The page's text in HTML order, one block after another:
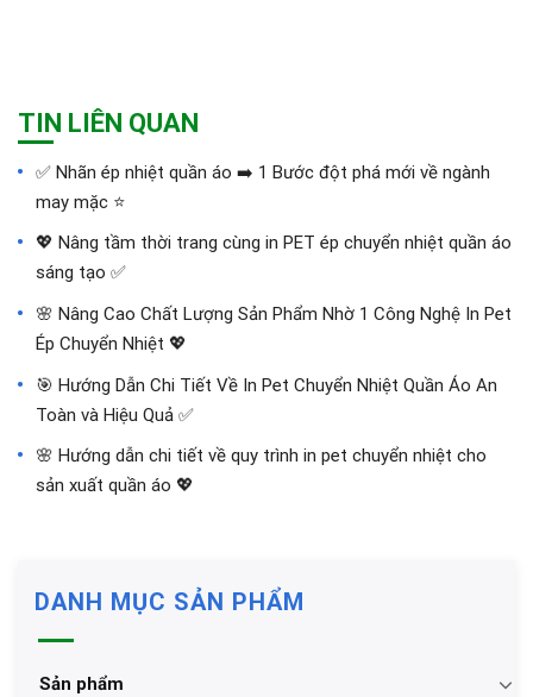
TIN LIÊN QUAN
✅‪ Nhãn ép nhiệt quần áo ➡️ 1 Bước đột phá mới về ngành
may mặc ⭐️
💖 Nâng tầm thời trang cùng in PET ép chuyển nhiệt quần áo
sáng tạo ✅
🌸 Nâng Cao Chất Lượng Sản Phẩm Nhờ 1 Công Nghệ In Pet
Ép Chuyển Nhiệt 💖
🎯 Hướng Dẫn Chi Tiết Về In Pet Chuyển Nhiệt Quần Áo An
Toàn và Hiệu Quả ✅
🌸 Hướng dẫn chi tiết về quy trình in pet chuyển nhiệt cho
sản xuất quần áo 💖
DANH MỤC SẢN PHẨM
Sản phẩm